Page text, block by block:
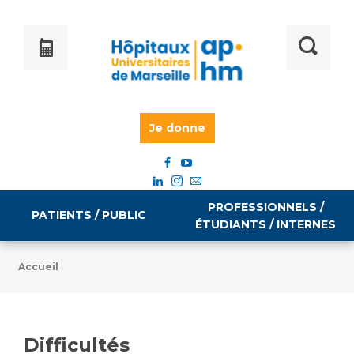
Je donne
PATIENTS / PUBLIC
PROFESSIONNELS /
ÉTUDIANTS / INTERNES
Emploi / formation
Accueil
Difficultés